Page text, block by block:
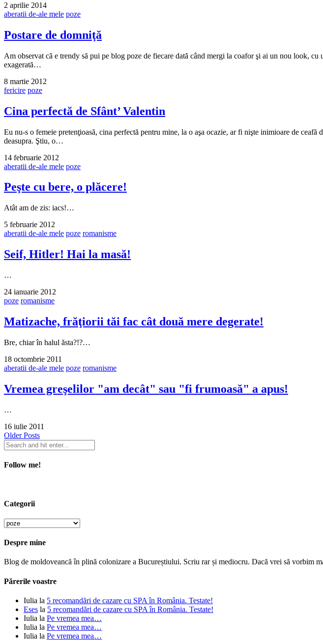
2 aprilie 2014
aberatii de-ale mele poze
Postare de domniţă
Am observat că e trendy să pui pe blog poze de fiecare dată când mergi la coafor şi ai un nou look,
exagerată…
8 martie 2012
fericire poze
Cina perfectă de Sfânt’ Valentin
Eu nu-s o femeie pretenţioasă, cina perfectă pentru mine, la o aşa ocazie, ar fi nişte inimioare de
deasupra. Ştiu, o…
14 februarie 2012
aberatii de-ale mele poze
Peşte cu bere, o plăcere!
Atât am de zis: iacs!…
5 februarie 2012
aberatii de-ale mele poze romanisme
Seif, Hitler! Hai la masă!
…
24 ianuarie 2012
poze romanisme
Matizache, frăţiorii tăi fac cât două mere degerate!
Bre, chiar în halul ăsta?!?…
18 octombrie 2011
aberatii de-ale mele poze romanisme
Vremea greşelilor "am decât" sau "fi frumoasă" a apus!
…
16 iulie 2011
Older Posts
Follow me!
Categorii
Categorii
Despre mine
Blog de moldoveancă în plină colonizare a Bucureștiului. Scriu rar și mediocru. Dacă vrei să vorbim
Părerile voastre
Iulia la 5 recomandări de cazare cu SPA în România. Testate!
Eses la 5 recomandări de cazare cu SPA în România. Testate!
Iulia la Pe vremea mea…
Iulia la Pe vremea mea…
Iulia la Pe vremea mea…